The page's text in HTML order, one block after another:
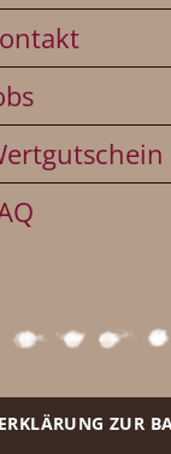
ERKLÄRUNG ZUR